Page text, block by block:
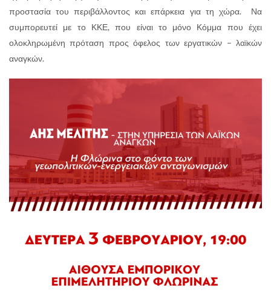
προστασία του περιβάλλοντος και επάρκεια για τη χώρα. Να
συμπορευτεί με το ΚΚΕ, που είναι το μόνο Κόμμα που έχει
ολοκληρωμένη πρόταση προς όφελος των εργατικών – λαϊκών
αναγκών.